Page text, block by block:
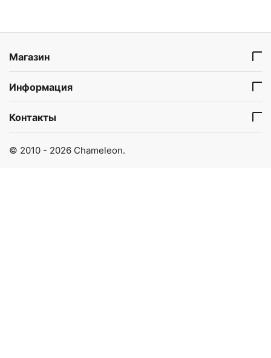
Магазин
Информация
Контакты
© 2010 - 2026 Chameleon.